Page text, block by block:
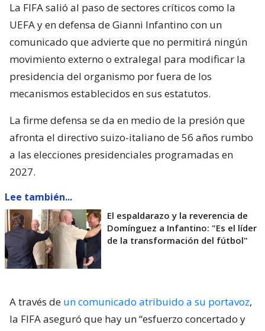
La FIFA salió al paso de sectores críticos como la
UEFA y en defensa de Gianni Infantino con un
comunicado que advierte que no permitirá ningún
movimiento externo o extralegal para modificar la
presidencia del organismo por fuera de los
mecanismos establecidos en sus estatutos.
La firme defensa se da en medio de la presión que
afronta el directivo suizo-italiano de 56 años rumbo
a las elecciones presidenciales programadas en
2027.
Lee también...
El espaldarazo y la reverencia de
Domínguez a Infantino: "Es el líder
de la transformación del fútbol"
A través de un comunicado atribuido a su portavoz,
la FIFA aseguró que hay un “esfuerzo concertado y